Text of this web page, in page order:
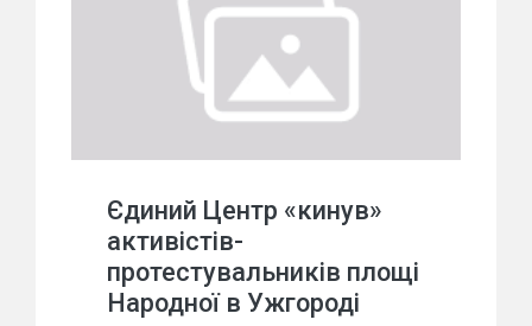
Єдиний Центр «кинув»
активістів-
протестувальників площі
Народної в Ужгороді